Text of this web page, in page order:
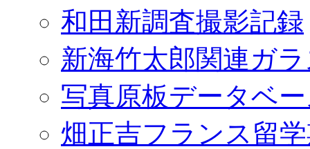
和田新調査撮影記録
新海竹太郎関連ガ
写真原板データベ
畑正吉フランス留